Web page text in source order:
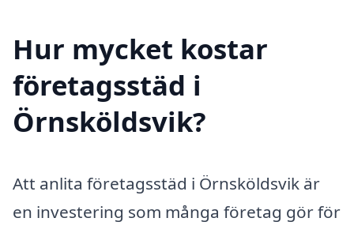
Hur mycket kostar
företagsstäd i
Örnsköldsvik?
Att anlita företagsstäd i Örnsköldsvik är
en investering som många företag gör för